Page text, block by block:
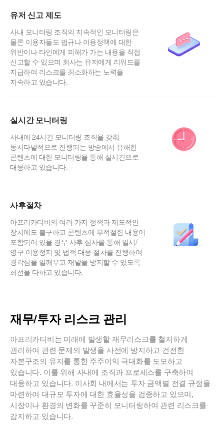
유저 신고 제도
사내 모니터링 조직의 지속적인 모니터링은
물론 이용자들도 법규나 이용정책에 대한
위반이나 타인에게 피해가 가는 내용을 직접
신고할 수 있으며 회사는 유저에게 리워드를
지급하여 리스크를 최소화하는 노력을
지속하고 있습니다.
실시간 모니터링
사내에 24시간 모니터링 조직을 갖춰
동시다발적으로 진행되는 방송에서 유해한
콘텐츠에 대한 모니터링을 통해 실시간으로
대응하고 있습니다.
사후절차
아프리카티비의 여러 가지 정책과 제도적인
장치에도 불구하고 콘텐츠에 부적절한 내용이
포함되어 있을 경우 사후 심사를 통해 일시/
영구 이용정지 및 법적 대응 절차를 진행하여
경각심을 일깨우고 재발을 방지할 수 있도록
최선을 다하고 있습니다.
재무/투자 리스크 관리
아프리카티비는 미래에 발생할 재무리스크를 철저하게
관리하여 관련 문제의 발생을 사전에 방지하고 건전한
자본구조의 유지를 통한 주주이익 극대화를 도모하고
있습니다. 이를 위해 사내에 조직과 프로세스를 구축하여
대응하고 있습니다. 이사회 내에서는 투자 금액별 전결 규정을
마련하여 대규모 투자에 대한 효율성을 검증하고 있으며,
시장이나 환경의 변화를 꾸준히 모니터링하여 관련 리스크를
감지하고 있습니다.